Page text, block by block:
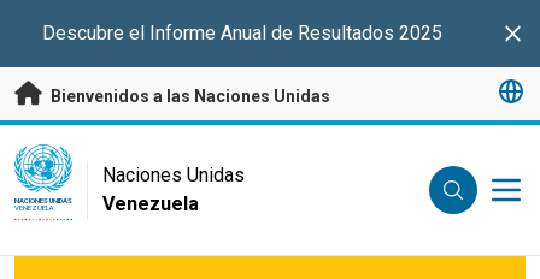
Descubre el Informe Anual de Resultados 2025
Bienvenidos a las Naciones Unidas
UN Logo
NACIONES UNIDAS
VENEZUELA
Naciones Unidas
Venezuela